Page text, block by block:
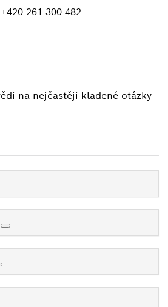
+420 261 300 482
na nejčastěji kladené otázky